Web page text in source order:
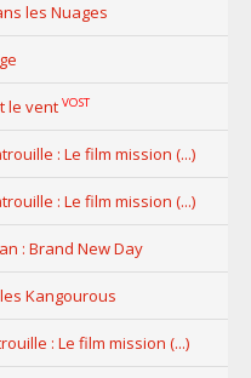
les Nuages
le vent VOST
: Le film mission (...)
: Le film mission (...)
: Brand New Day
Kangourous
: Le film mission (...)